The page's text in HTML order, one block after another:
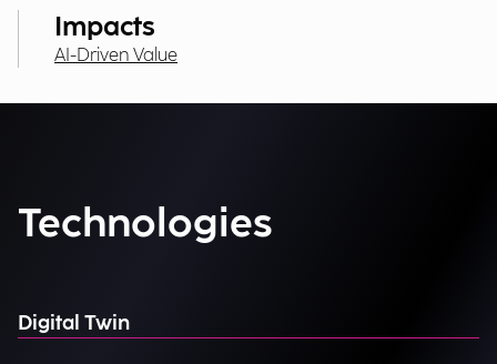
Impacts
AI-Driven Value
Technologies
Digital Twin